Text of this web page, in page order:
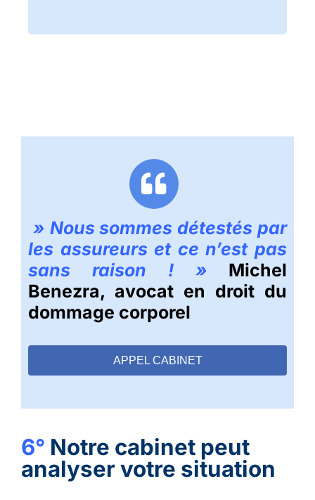
» Nous sommes détestés par
les assureurs et ce n’est pas
sans raison
! » Michel
Benezra, avocat en droit du
dommage corporel
APPEL CABINET
6° Notre cabinet peut
analyser votre situation